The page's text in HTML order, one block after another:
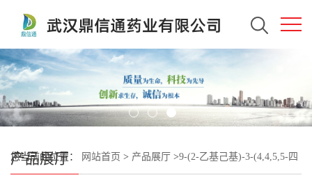
产品展厅
您当前的位置： 网站首页 > 产品展厅 >9-(2-乙基己基)-3-(4,4,5,5-四